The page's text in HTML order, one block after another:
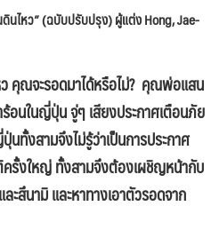
นไหว” (ฉบับปรับปรุง) ผู้แต่ง Hong, Jae-
คุณจะรอดมาได้หรือไม่? คุณพ่อแสน
ร้อนในญี่ปุ่น จู่ๆ เสียงประกาศเตือนภัย
ทั้งสามจึงไม่รู้ว่าเป็นการประกาศ
รั้งใหญ่ ทั้งสามจึงต้องเผชิญหน้ากับ
สึนามิ และหาทางเอาตัวรอดจาก